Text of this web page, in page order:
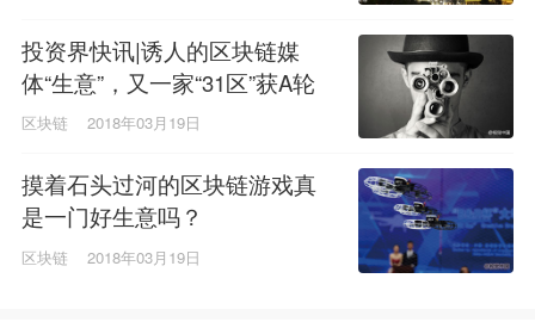
投资界快讯|诱人的区块链媒
体“生意”，又一家“31区”获A轮
融资
区块链 2018年03月19日
摸着石头过河的区块链游戏真
是一门好生意吗？
区块链 2018年03月19日